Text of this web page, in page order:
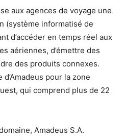
aux agences de voyage une
(système informatisé de
d’accéder en temps réel aux
aériennes, d’émettre des
des produits connexes.
pour la zone
qui comprend plus de 22
Amadeus S.A.